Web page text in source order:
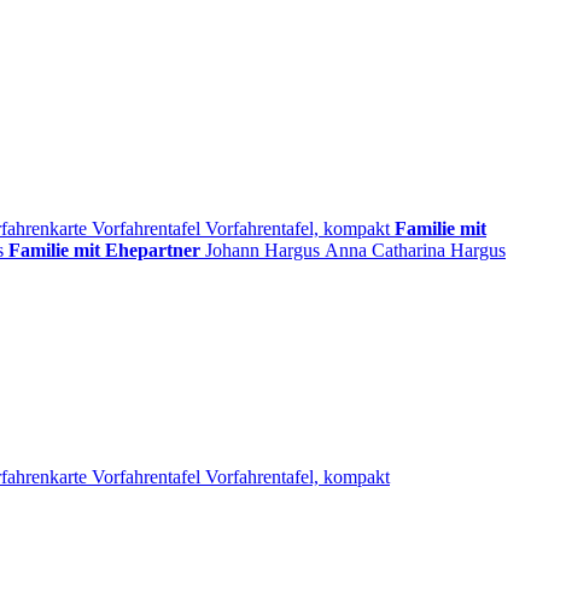
Vorfahrentafel Vorfahrentafel, kompakt Familie mit
Familie mit Ehepartner Johann Hargus Anna Catharina Hargus
Vorfahrentafel Vorfahrentafel, kompakt